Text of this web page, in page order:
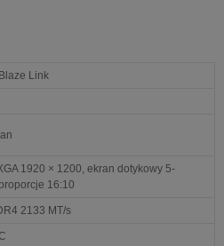
Link
1920 × 1200, ekran dotykowy 5-
16:10
2133 MT/s